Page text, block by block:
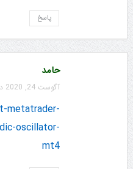
پاسخ
حامد
آگوست 24, 2020 در 10:35 ق.ظ
metatrader-
oscillator-
mt4